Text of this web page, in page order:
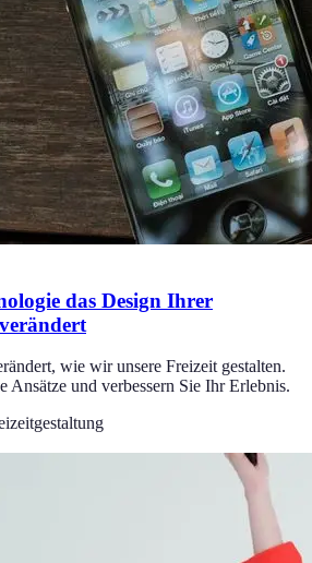
das Design Ihrer
wie wir unsere Freizeit gestalten.
Ansätze und verbessern Sie Ihr Erlebnis.